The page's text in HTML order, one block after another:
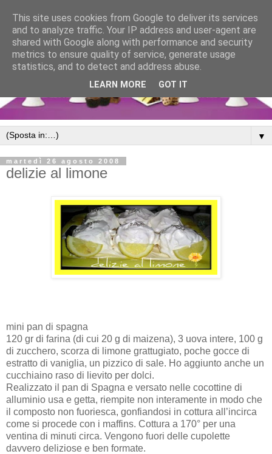
▼
martedì 26 agosto 2008
delizie al limone
mini pan di spagna
120 gr di farina (di cui 20 g di maizena), 3 uova intere, 100 g
di zucchero, scorza di limone grattugiato, poche gocce di
estratto di vaniglia, un pizzico di sale. Ho aggiunto anche un
cucchiaino raso di lievito per dolci.
Realizzato il pan di Spagna e versato nelle cocottine di
alluminio usa e getta, riempite non interamente in modo che
il composto non fuoriesca, gonfiandosi in cottura all’incirca
come si procede con i maffins. Cottura a 170° per una
ventina di minuti circa. Vengono fuori delle cupolette
davvero deliziose e ben formate.
This site uses cookies from Google to deliver its services
and to analyze traffic. Your IP address and user-agent are
shared with Google along with performance and security
metrics to ensure quality of service, generate usage
statistics, and to detect and address abuse.
LEARN MORE GOT IT